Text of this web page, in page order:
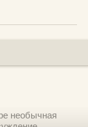
необычная